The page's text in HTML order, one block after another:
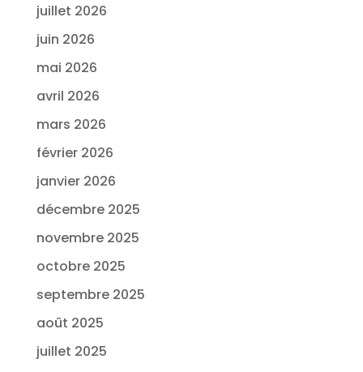
juillet 2026
juin 2026
mai 2026
avril 2026
mars 2026
février 2026
janvier 2026
décembre 2025
novembre 2025
octobre 2025
septembre 2025
août 2025
juillet 2025